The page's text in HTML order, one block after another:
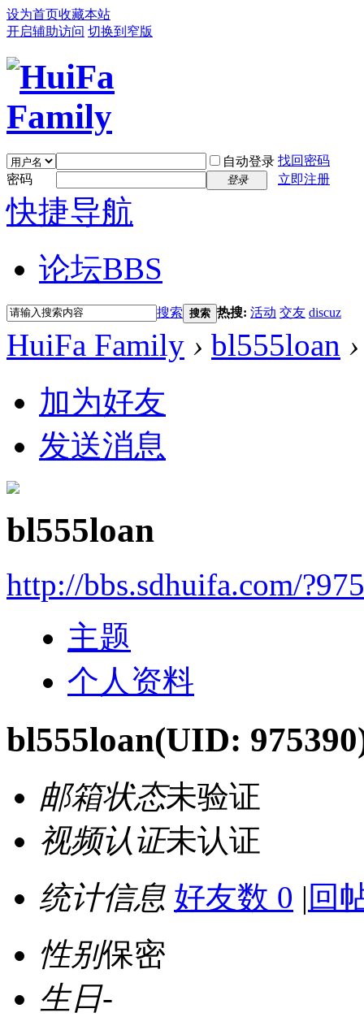
设为首页收藏本站
开启辅助访问 切换到窄版
自动登录 找回密码
密码
登录 立即注册
快捷导航
论坛BBS
搜索 搜索 热搜: 活动 交友 discuz
HuiFa Family › bl555loan ›
加为好友
发送消息
bl555loan
http://bbs.sdhuifa.com/
主题
个人资料
bl555loan(UID:
邮箱状态未验证
视频认证未认证
统计信息 好友数 0 | 回
性别保密
生日-